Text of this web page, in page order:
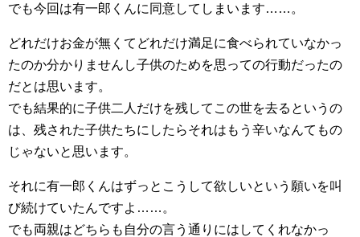
でも今回は有一郎くんに同意してしまいます……。
どれだけお金が無くてどれだけ満足に食べられていなかっ
たのか分かりませんし子供のためを思っての行動だったの
だとは思います。
でも結果的に子供二人だけを残してこの世を去るというの
は、残された子供たちにしたらそれはもう辛いなんてもの
じゃないと思います。
それに有一郎くんはずっとこうして欲しいという願いを叫
び続けていたんですよ……。
でも両親はどちらも自分の言う通りにはしてくれなかっ